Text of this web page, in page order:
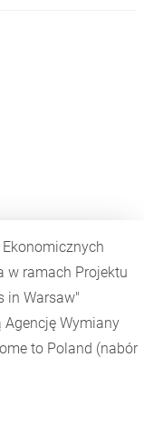
w ramach Projektu
in Warsaw"
Wymiany
to Poland (nabór